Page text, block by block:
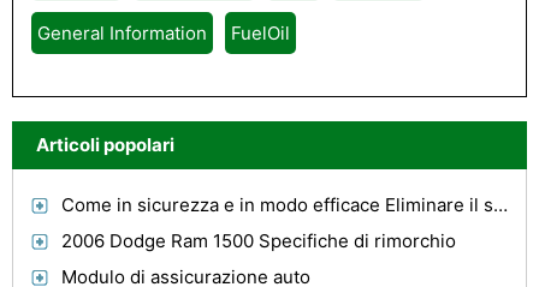
General Information FuelOil
Articoli popolari
Come in sicurezza e in modo efficace Eliminare il sangue da un Auto Interni
2006 Dodge Ram 1500 Specifiche di rimorchio
Modulo di assicurazione auto